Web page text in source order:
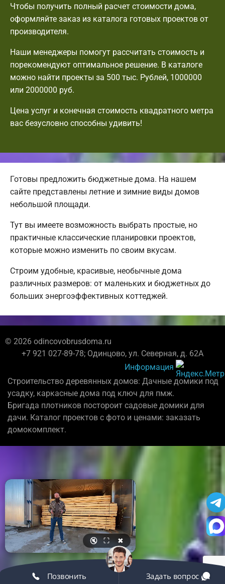
Чтобы получить полный расчет стоимости дома,
оформляйте заказ из каталога готовых проектов от
производителя.
Наши менеджеры помогут рассчитать стоимость и
порекомендуют оптимальное решение. В каталоге
можно найти проекты за 500 тыс. Рублей, 1000000
или 2000000 руб.
Цена услуг и конечная стоимость квадратного метра
вас безусловно способны удивить!
Готовы предложить бюджетные дома. На нашем
сайте представлены летние и зимние виды домов
небольшой площади.
Тут вы имеете возможность выбрать простые, но
практичные классические планировки проектов,
которые можно изменить по своим вкусам.
Строим удобные, красивые, необычные дома
различных размеров: от маленьких и бюджетных до
больших энергоэффективных коттеджей.
© 2026 odincovobrusdoma.ru
+7 921 027-89-78; Одинцово, ул. Северная, д. 62А
Информация
Строительство деревянных домов: Дачные домики под
усадку, каркасные дома под ключ для пмж.
Бригада плотников постороит садовые домики для
дачи. Каталог проектов с фото и ценами: заказать
домокомплект.
🔇 ⛶ ✖
Позвонить Задать вопрос